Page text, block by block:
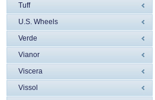
Tuff
U.S. Wheels
Verde
Vianor
Viscera
Vissol